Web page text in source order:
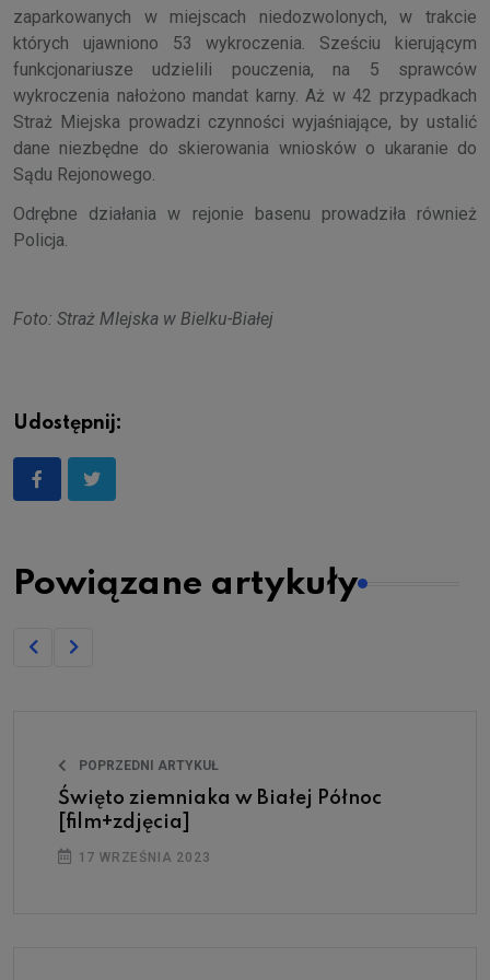
zaparkowanych w miejscach niedozwolonych, w trakcie
których ujawniono 53 wykroczenia. Sześciu kierującym
funkcjonariusze udzielili pouczenia, na 5 sprawców
wykroczenia nałożono mandat karny. Aż w 42 przypadkach
Straż Miejska prowadzi czynności wyjaśniające, by ustalić
dane niezbędne do skierowania wniosków o ukaranie do
Sądu Rejonowego.
Odrębne działania w rejonie basenu prowadziła również
Policja.
Foto: Straż MIejska w Bielku-Białej
Udostępnij:
Powiązane artykuły
POPRZEDNI ARTYKUŁ
Święto ziemniaka w Białej Północ
[film+zdjęcia]
17 WRZEŚNIA 2023